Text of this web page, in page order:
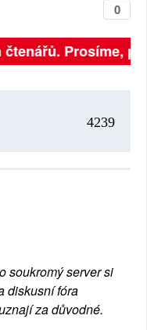
0
Prosíme,
4239
soukromý server si
diskusní fóra
za důvodné.